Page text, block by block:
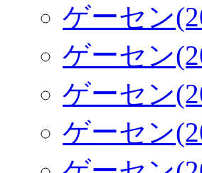
ゲーセン
ゲーセン
ゲーセン
ゲーセン